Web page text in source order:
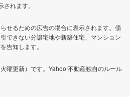
れます。
せるための広告の場合に表示されます。価
できない分譲宅地や新築住宅、マンション
告知します。
曜更新）です。Yahoo!不動産独自のルール